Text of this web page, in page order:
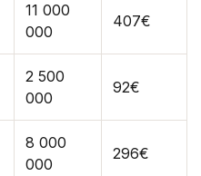
11 000
000
407€
2 500
000
92€
8 000
000
296€